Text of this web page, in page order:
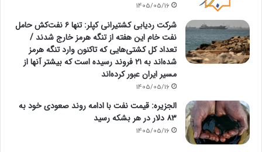
1405/05/16
شرکت ردیابی کشتیرانی کپلر: تنها ۶ نفت‌کش حامل
نفت خام این هفته از تنگه هرمز خارج شدند /
تعداد کل کشتی‌هایی که تاکنون وارد تنگه هرمز
شده‌اند به ۲۱ فروند رسیده است که بیشتر آنها از
مسیر ایران عبور کرده‌اند
1405/05/16
الجزیره: قیمت نفت با ادامه روند صعودی خود به
۸۳ دلار در هر بشکه رسید
1405/05/16